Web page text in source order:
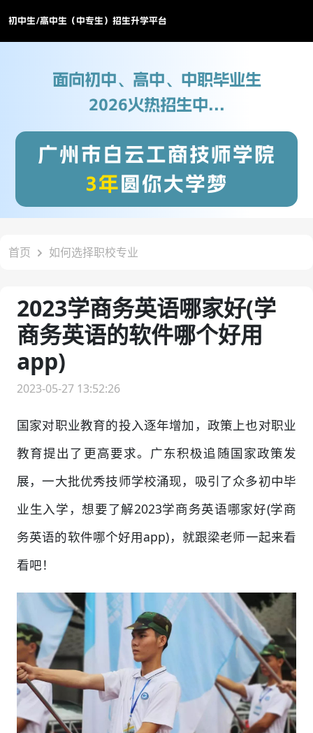
初中生/高中生（中专生）招生升学平台
面向初中、高中、中职毕业生
2026火热招生中...
广州市白云工商技师学院
3年圆你大学梦
首页 如何选择职校专业
2023学商务英语哪家好(学
商务英语的软件哪个好用
app)
2023-05-27 13:52:26
国家对职业教育的投入逐年增加，政策上也对职业
教育提出了更高要求。广东积极追随国家政策发
展，一大批优秀技师学校涌现，吸引了众多初中毕
业生入学，想要了解2023学商务英语哪家好(学商
务英语的软件哪个好用app)，就跟梁老师一起来看
看吧！